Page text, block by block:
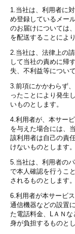
1.当社は、利用者に
め登録しているメー
のお届けについては
を配送することによ
2.当社は、法律上の
して当社の責めに帰
失、不利益等につい
3.前項にかかわらず
ったことにより発生
いものとします。
4.利用者が、本サー
を与えた場合には、
該利用者は自己の責
けないものとします。
5.当社は、利用者の
で本人確認を行うこ
されるものとします。
6.利用者が本サービ
通信機器などの設置
た電話料金、LＡＮ
身が負担するものとし